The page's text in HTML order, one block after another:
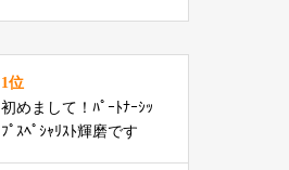
1位
初めまして！ﾊﾟｰﾄﾅｰｼｯ
ﾌﾟｽﾍﾟｼｬﾘｽﾄ輝磨です